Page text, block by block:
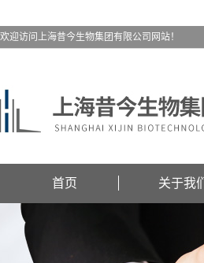
欢迎访问上海昔今生物集团有限公司网站！
首页 关于我们